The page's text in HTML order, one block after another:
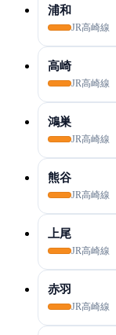
浦和
JR高崎線
高崎
JR高崎線
鴻巣
JR高崎線
熊谷
JR高崎線
上尾
JR高崎線
赤羽
JR高崎線